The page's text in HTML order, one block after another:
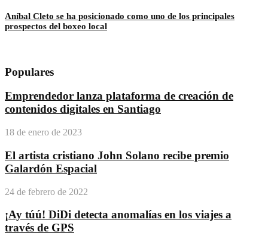
Aníbal Cleto se ha posicionado como uno de los principales
prospectos del boxeo local
Populares
Emprendedor lanza plataforma de creación de
contenidos digitales en Santiago
18 de enero de 2023
El artista cristiano John Solano recibe premio
Galardón Espacial
24 de febrero de 2022
¡Ay túú! DiDi detecta anomalías en los viajes a
través de GPS